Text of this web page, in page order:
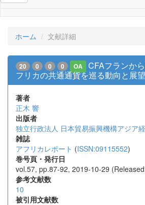
ホーム 文献詳細
20 0 0 0 OA
CFAフランか
フリカの共通通貨を巡る動向と
著者
正木 響
出版者
独立行政法人 日本貿易振興機構アジア
雑誌
アフリカレポート (ISSN:09115552)
巻号頁・発行日
vol.57, pp.87-92, 2019-10-29
参考文献数
10
被引用文献数